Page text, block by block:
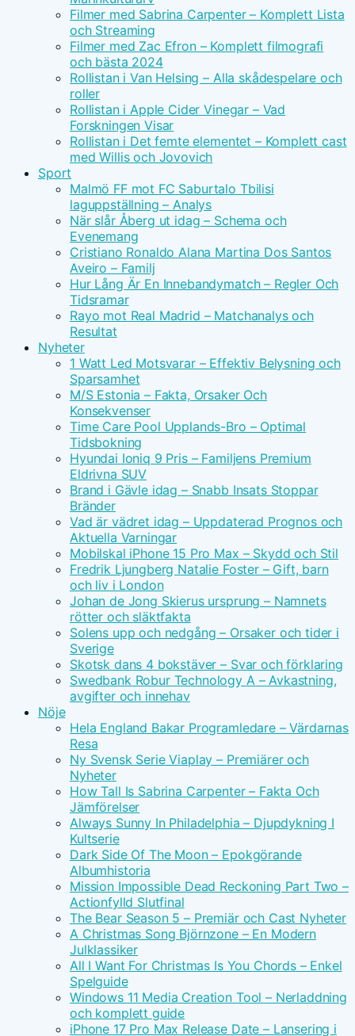
Filmer med Sabrina Carpenter – Komplett Lista
och Streaming
Filmer med Zac Efron – Komplett filmografi
och bästa 2024
Rollistan i Van Helsing – Alla skådespelare och
roller
Rollistan i Apple Cider Vinegar – Vad
Forskningen Visar
Rollistan i Det femte elementet – Komplett cast
med Willis och Jovovich
Sport
Malmö FF mot FC Saburtalo Tbilisi
laguppställning – Analys
När slår Åberg ut idag – Schema och
Evenemang
Cristiano Ronaldo Alana Martina Dos Santos
Aveiro – Familj
Hur Lång Är En Innebandymatch – Regler Och
Tidsramar
Rayo mot Real Madrid – Matchanalys och
Resultat
Nyheter
1 Watt Led Motsvarar – Effektiv Belysning och
Sparsamhet
M/S Estonia – Fakta, Orsaker Och
Konsekvenser
Time Care Pool Upplands-Bro – Optimal
Tidsbokning
Hyundai Ioniq 9 Pris – Familjens Premium
Eldrivna SUV
Brand i Gävle idag – Snabb Insats Stoppar
Bränder
Vad är vädret idag – Uppdaterad Prognos och
Aktuella Varningar
Mobilskal iPhone 15 Pro Max – Skydd och Stil
Fredrik Ljungberg Natalie Foster – Gift, barn
och liv i London
Johan de Jong Skierus ursprung – Namnets
rötter och släktfakta
Solens upp och nedgång – Orsaker och tider i
Sverige
Skotsk dans 4 bokstäver – Svar och förklaring
Swedbank Robur Technology A – Avkastning,
avgifter och innehav
Nöje
Hela England Bakar Programledare – Värdarnas
Resa
Ny Svensk Serie Viaplay – Premiärer och
Nyheter
How Tall Is Sabrina Carpenter – Fakta Och
Jämförelser
Always Sunny In Philadelphia – Djupdykning I
Kultserie
Dark Side Of The Moon – Epokgörande
Albumhistoria
Mission Impossible Dead Reckoning Part Two –
Actionfylld Slutfinal
The Bear Season 5 – Premiär och Cast Nyheter
A Christmas Song Björnzone – En Modern
Julklassiker
All I Want For Christmas Is You Chords – Enkel
Spelguide
Windows 11 Media Creation Tool – Nerladdning
och komplett guide
iPhone 17 Pro Max Release Date – Lansering i